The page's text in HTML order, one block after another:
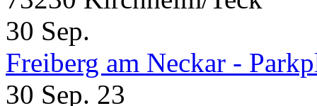
30 Sep.
Freiberg am Neckar -
30 Sep. 23